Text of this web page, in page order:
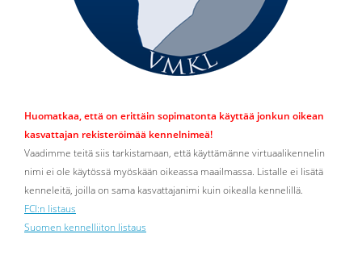
Huomatkaa, että on erittäin sopimatonta käyttää jonkun oikean
kasvattajan rekisteröimää kennelnimeä!
Vaadimme teitä siis tarkistamaan, että käyttämänne virtuaalikennelin
nimi ei ole käytössä myöskään oikeassa maailmassa. Listalle ei lisätä
kenneleitä, joilla on sama kasvattajanimi kuin oikealla kennelillä.
FCI:n listaus
Suomen kennelliiton listaus